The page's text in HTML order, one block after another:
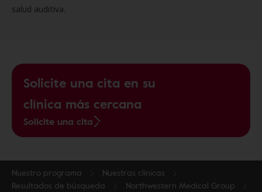
salud auditiva.
Solicite una cita en su
clínica más cercana
Solicite una cita
Nuestro programa
Nuestras clínicas
Resultados de búsqueda
Northwestern Medical Group